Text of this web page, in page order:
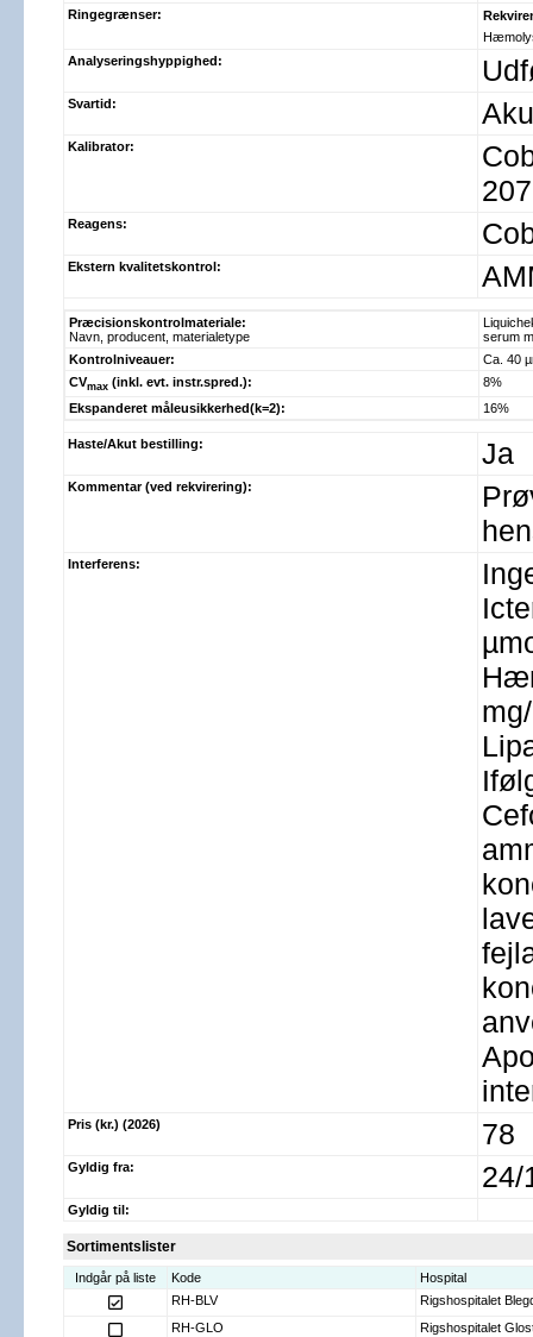
Ringegrænser:
Analyseringshyppighed:
Svartid:
Kalibrator:
Reagens:
Ekstern kvalitetskontrol:
Præcisionskontrolmateriale:
Navn, producent, materialetype
serum
Kontrolniveauer:
Ca. 40
CVmax (inkl. evt. instr.spred.):
8%
Ekspanderet måleusikkerhed(k=2):
16%
Haste/Akut bestilling: Ja
Kommentar (ved rekvirering):
Interferens:
Pris (kr.) (2026) 78
Gyldig fra: 24/
Gyldig til:
Sortimentslister
Indgår på liste Kode
Hospital
RH-BLV
Rigshospitalet
RH-GLO
Rigshospitalet